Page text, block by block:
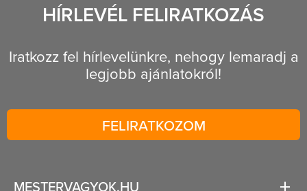
HÍRLEVÉL FELIRATKOZÁS
Iratkozz fel hírlevelünkre, nehogy lemaradj a
legjobb ajánlatokról!
FELIRATKOZOM
MESTERVAGYOK.HU